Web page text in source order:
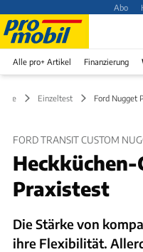
Abo
Alle pro+ Artikel Finanzierung
Einzeltest Ford Nugget
FORD TRANSIT CUSTOM
Heckküchen-
Praxistest
Die Stärke von
ihre Flexibilität.